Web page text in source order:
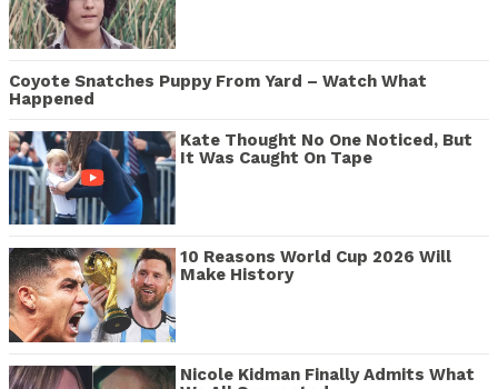
Coyote Snatches Puppy From Yard – Watch What
Happened
Kate Thought No One Noticed, But
It Was Caught On Tape
10 Reasons World Cup 2026 Will
Make History
Nicole Kidman Finally Admits What